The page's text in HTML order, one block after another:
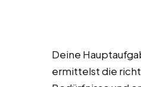
Deine
ermittelst die